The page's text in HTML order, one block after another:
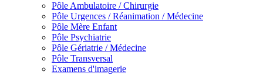
Pôle Ambulatoire / Chirurgie
Pôle Urgences / Réanimation / Médecine
Pôle Mère Enfant
Pôle Psychiatrie
Pôle Gériatrie / Médecine
Pôle Transversal
Examens d'imagerie